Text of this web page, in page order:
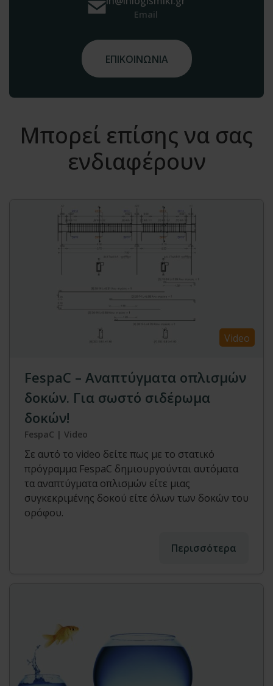
Email
ΕΠΙΚΟΙΝΩΝΙΑ
Μπορεί επίσης να σας
ενδιαφέρουν
Video
FespaC – Αναπτύγματα οπλισμών
δοκών. Για σωστό σιδέρωμα
δοκών!
FespaC | Video
Σε αυτό το video δείτε πως με το στατικό
πρόγραμμα FespaC δημιουργούνται αυτόματα
τα αναπτύγματα οπλισμών είτε μιας
συγκεκριμένης δοκού είτε όλων των δοκών του
ορόφου.
Περισσότερα